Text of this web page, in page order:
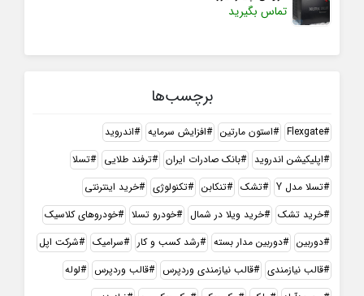
تماس بگیرید
برچسب‌ها
Flexgate استون مارتین افزایش سرمایه
اندروید
اپلیکیشن اندروید
بانک صادرات ایران ترفند طلایی
تسلا
تسلا مدل Y
تشک تنکابن تکنولوژی
خرید اینترنتی
خرید تشک
خرید ویلا در شمال خودرو تسلا
خودروهای کلاسیک
دوربین
دوربین مدار بسته رشد کسب و کار سرامیک
شرکت اپل
قالب نیازمندی
قالب نیازمندی وردپرس قالب وردپرس
لوله